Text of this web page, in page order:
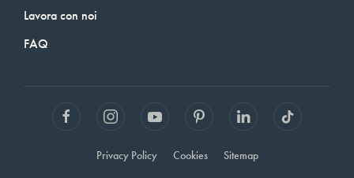
Lavora con noi
FAQ
Privacy Policy Cookies Sitemap